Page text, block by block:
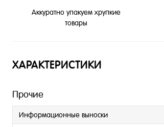
Аккуратно упакуем хрупкие
товары
ХАРАКТЕРИСТИКИ
Прочие
Информационные выноски